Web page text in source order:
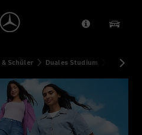
Anbieter/
Schüler Duales Studium